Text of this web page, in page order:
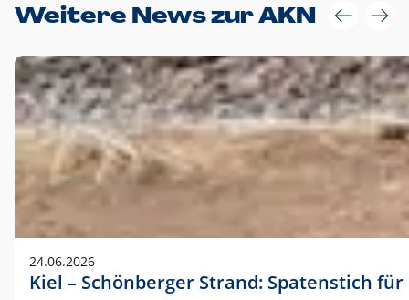
Weitere News zur AKN
24.06.2026
Kiel – Schönberger Strand: Spatenstich